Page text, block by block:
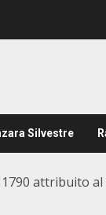
Silvestre
attribuito